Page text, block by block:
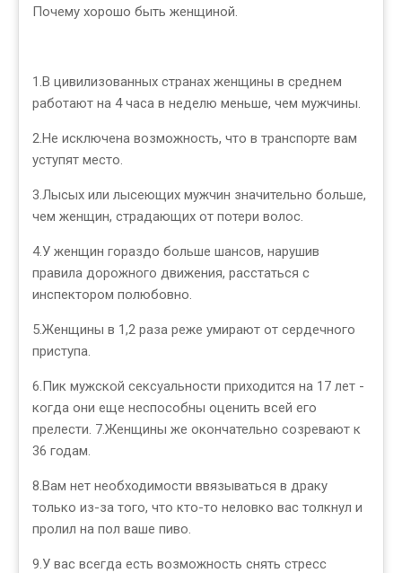
Почему хорошо быть женщиной.
1.В цивилизованных странах женщины в среднем
работают на 4 часа в неделю меньше, чем мужчины.
2.Не исключена возможность, что в транспорте вам
уступят место.
3.Лысых или лысеющих мужчин значительно больше,
чем женщин, страдающих от потери волос.
4.У женщин гораздо больше шансов, нарушив
правила дорожного движения, расстаться с
инспектором полюбовно.
5.Женщины в 1,2 раза реже умирают от сердечного
приступа.
6.Пик мужской сексуальности приходится на 17 лет -
когда они еще неспособны оценить всей его
прелести. 7.Женщины же окончательно созревают к
36 годам.
8.Вам нет необходимости ввязываться в драку
только из-за того, что кто-то неловко вас толкнул и
пролил на пол ваше пиво.
9.У вас всегда есть возможность снять стресс